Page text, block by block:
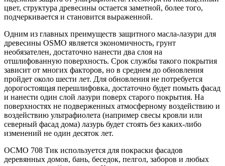
цвет, структура древесины остается заметной, более того,
подчеркивается и становится выраженной.
Одним из главных преимуществ защитного масла-лазури для
древесины OSMO является экономичность, грунт
необязателен, достаточно нанести два слоя на
отшлифованную поверхность. Срок службы такого покрытия
зависит от многих факторов, но в среднем до обновления
пройдет около шести лет. Для обновления не потребуется
дорогостоящая перешлифовка, достаточно будет помыть фасад
и нанести один слой лазури поверх старого покрытия. На
поверхностях не подверженных атмосферному воздействию и
воздействию ультрафиолета (например свесы кровли или
северный фасад дома) лазурь будет стоять без каких-либо
изменений не один десяток лет.
ОСМО 708 Тик используется для покраски фасадов
деревянных домов, бань, беседок, пелгол, заборов и любых